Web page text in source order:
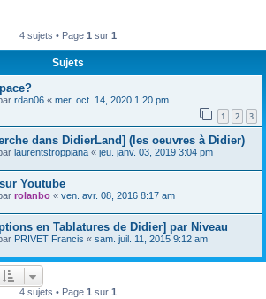
4 sujets • Page 1 sur 1
Sujets
rdan06 « mer. oct. 14, 2020 1:20 pm
1 2 3
dans DidierLand] (les oeuvres à Didier)
laurentstroppiana « jeu. janv. 03, 2019 3:04 pm
Youtube
rolanbo « ven. avr. 08, 2016 8:17 am
en Tablatures de Didier] par Niveau
PRIVET Francis « sam. juil. 11, 2015 9:12 am
4 sujets • Page 1 sur 1